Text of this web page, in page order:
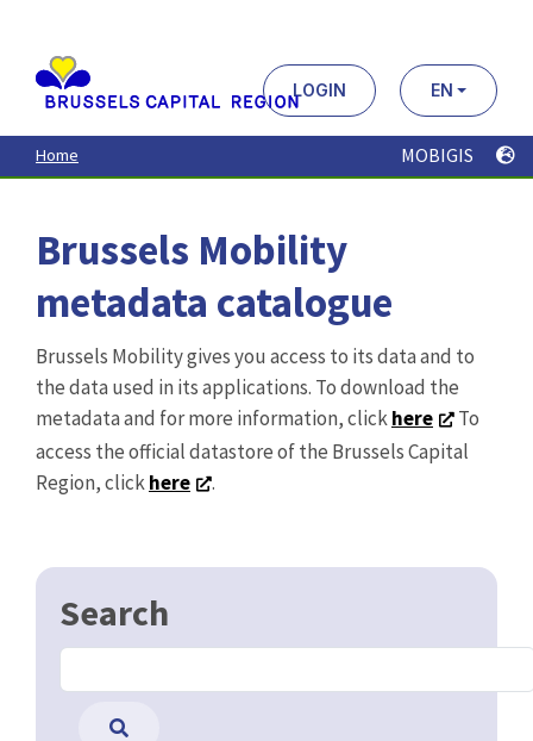
contenu
principal
LOGIN EN
Home MOBIGIS
Brussels Mobility
metadata catalogue
Brussels Mobility gives you access to its data and to
the data used in its applications. To download the
metadata and for more information, clickhere
To
access the official datastore of the Brussels Capital
Region, clickhere .
Search